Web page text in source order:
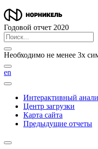
Годовой отчет 2020
Необходимо не менее 3х
en
Интерактивный
Центр загрузки
Карта сайта
Предыдущие отчеты